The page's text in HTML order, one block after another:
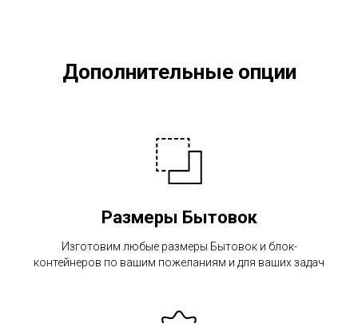
Дополнительные опции
Размеры Бытовок
Изготовим любые размеры Бытовок и блок-
контейнеров по вашим пожеланиям и для ваших задач